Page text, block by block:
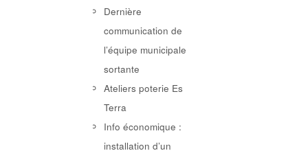
Dernière
communication de
l’équipe municipale
sortante
Ateliers poterie Es
Terra
Info économique :
installation d’un